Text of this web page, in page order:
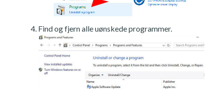
Find og fjern alle uønskede programmer.